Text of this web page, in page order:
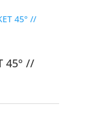
45° //